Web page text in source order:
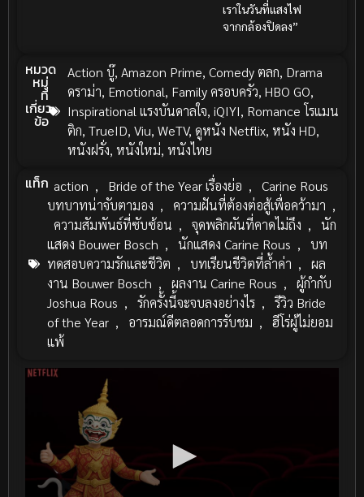
เราในวันที่แสงไฟ
จากกล้องปิดลง”
หมวด
หมู่
ที่
เกี่ยว
ข้อ
Action บู๊, Amazon Prime, Comedy ตลก, Drama
ดราม่า, Emotional, Family ครอบครัว, HBO GO,
Inspirational แรงบันดาลใจ, iQIYI, Romance โรแมน
ติก, TrueID, Viu, WeTV, ดูหนัง Netflix, หนัง HD,
หนังฝรั่ง, หนังใหม่, หนังไทย
แท็ก action , Bride of the Year เรื่องย่อ ,
Carine Rous
บทบาทน่าจับตามอง , ความฝันที่ต้องต่อสู้เพื่อคว้ามา ,
ความสัมพันธ์ที่ซับซ้อน , จุดพลิกผันที่คาดไม่ถึง ,
นัก
แสดง Bouwer Bosch , นักแสดง Carine Rous ,
บท
ทดสอบความรักและชีวิต , บทเรียนชีวิตที่ล้ำค่า ,
ผล
งาน Bouwer Bosch , ผลงาน Carine Rous ,
ผู้กำกับ
Joshua Rous , รักครั้งนี้จะจบลงอย่างไร ,
รีวิว Bride
of the Year , อารมณ์ดีตลอดการรับชม ,
ฮีโร่ผู้ไม่ยอม
แพ้